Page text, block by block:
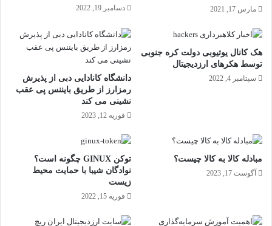
مارس 17, 2021 دسامبر 19, 2022
هک کانال یوتیوبی دولت کره جنوبی
توسط هکرهای ارزدیجیتال
سپتامبر 4, 2022
دانشگاه کانادایی دبی از پذیرش
رمزارز از طریق بایننس پی عقب
نشینی می کند
فوریه 12, 2023
مبادله کالا به کالا چیست؟
آگوست 17, 2023
توکن GINUX چگونه است؟
نوادگان شیبا با حمایت محیط
زیست
فوریه 15, 2022